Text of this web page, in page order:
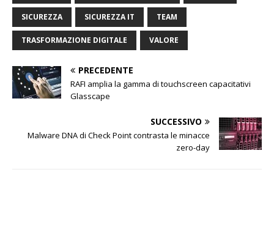
SICUREZZA SICUREZZA IT TEAM
TRASFORMAZIONE DIGITALE VALORE
PRECEDENTE
RAFI amplia la gamma di touchscreen capacitativi
Glasscape
SUCCESSIVO
Malware DNA di Check Point contrasta le minacce
zero-day